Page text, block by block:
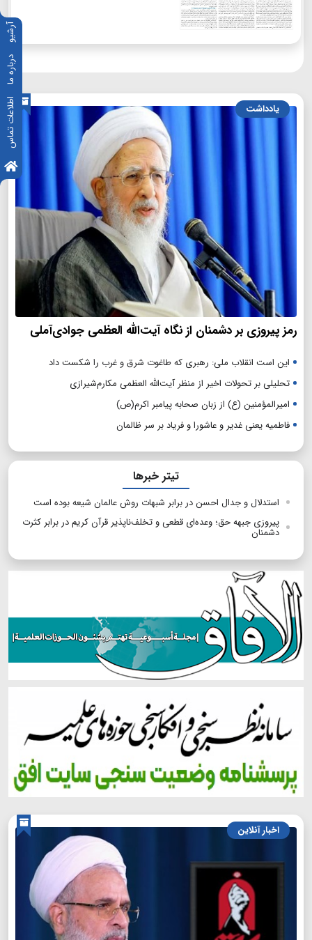
آرشیو
درباره ما
اطلاعات تماس یادداشت
رمز پیروزی بر دشمنان از نگاه آیت‌الله العظمی جوادی‌آملی
این است انقلاب ملی: رهبری که طاغوت شرق و غرب را شکست داد
تحلیلی بر تحولات اخیر از منظر آیت‌الله العظمی مکارم‌شیرازی
امیرالمؤمنین (ع) از زبان صحابه پیامبر اکرم(ص)
فاطمیه یعنی غدیر و عاشورا و فریاد بر سر ظالمان
تیتر خبرها
استدلال و جدال احسن در برابر شبهات روش عالمان شیعه بوده است
پیروزی جبهه حق؛ وعده‌ای قطعی و تخلف‌ناپذیر قرآن کریم در برابر کثرت
دشمنان
اخبار آنلاین